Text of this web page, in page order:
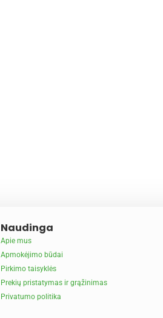
Naudinga
Apie mus
Apmokėjimo būdai
Pirkimo taisyklės
Prekių pristatymas ir grąžinimas
Privatumo politika